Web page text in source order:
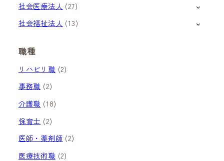
社会医療法人 (27)
社会福祉法人 (13)
職種
リハビリ職 (2)
事務職 (2)
介護職 (18)
保育士 (2)
医師・薬剤師 (2)
医療技術職 (2)